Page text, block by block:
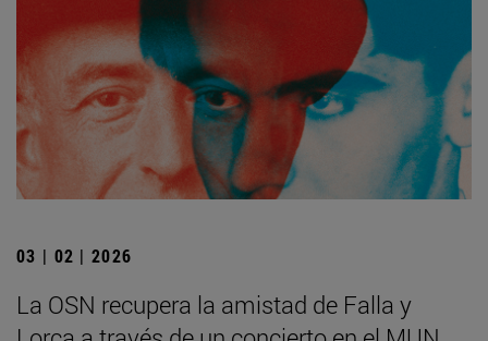
03 | 02 | 2026
La OSN recupera la amistad de Falla y